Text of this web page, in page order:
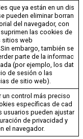
que ya están en un dis
pueden eliminar borran
del navegador, con
suprimen las cookies de
web
embargo, también se
parte de la informac
(por ejemplo, los dat
de sesión o las
de sitio web).
un control más preciso
específicas de cad
usuarios pueden ajustar
de privacidad y
el navegador.